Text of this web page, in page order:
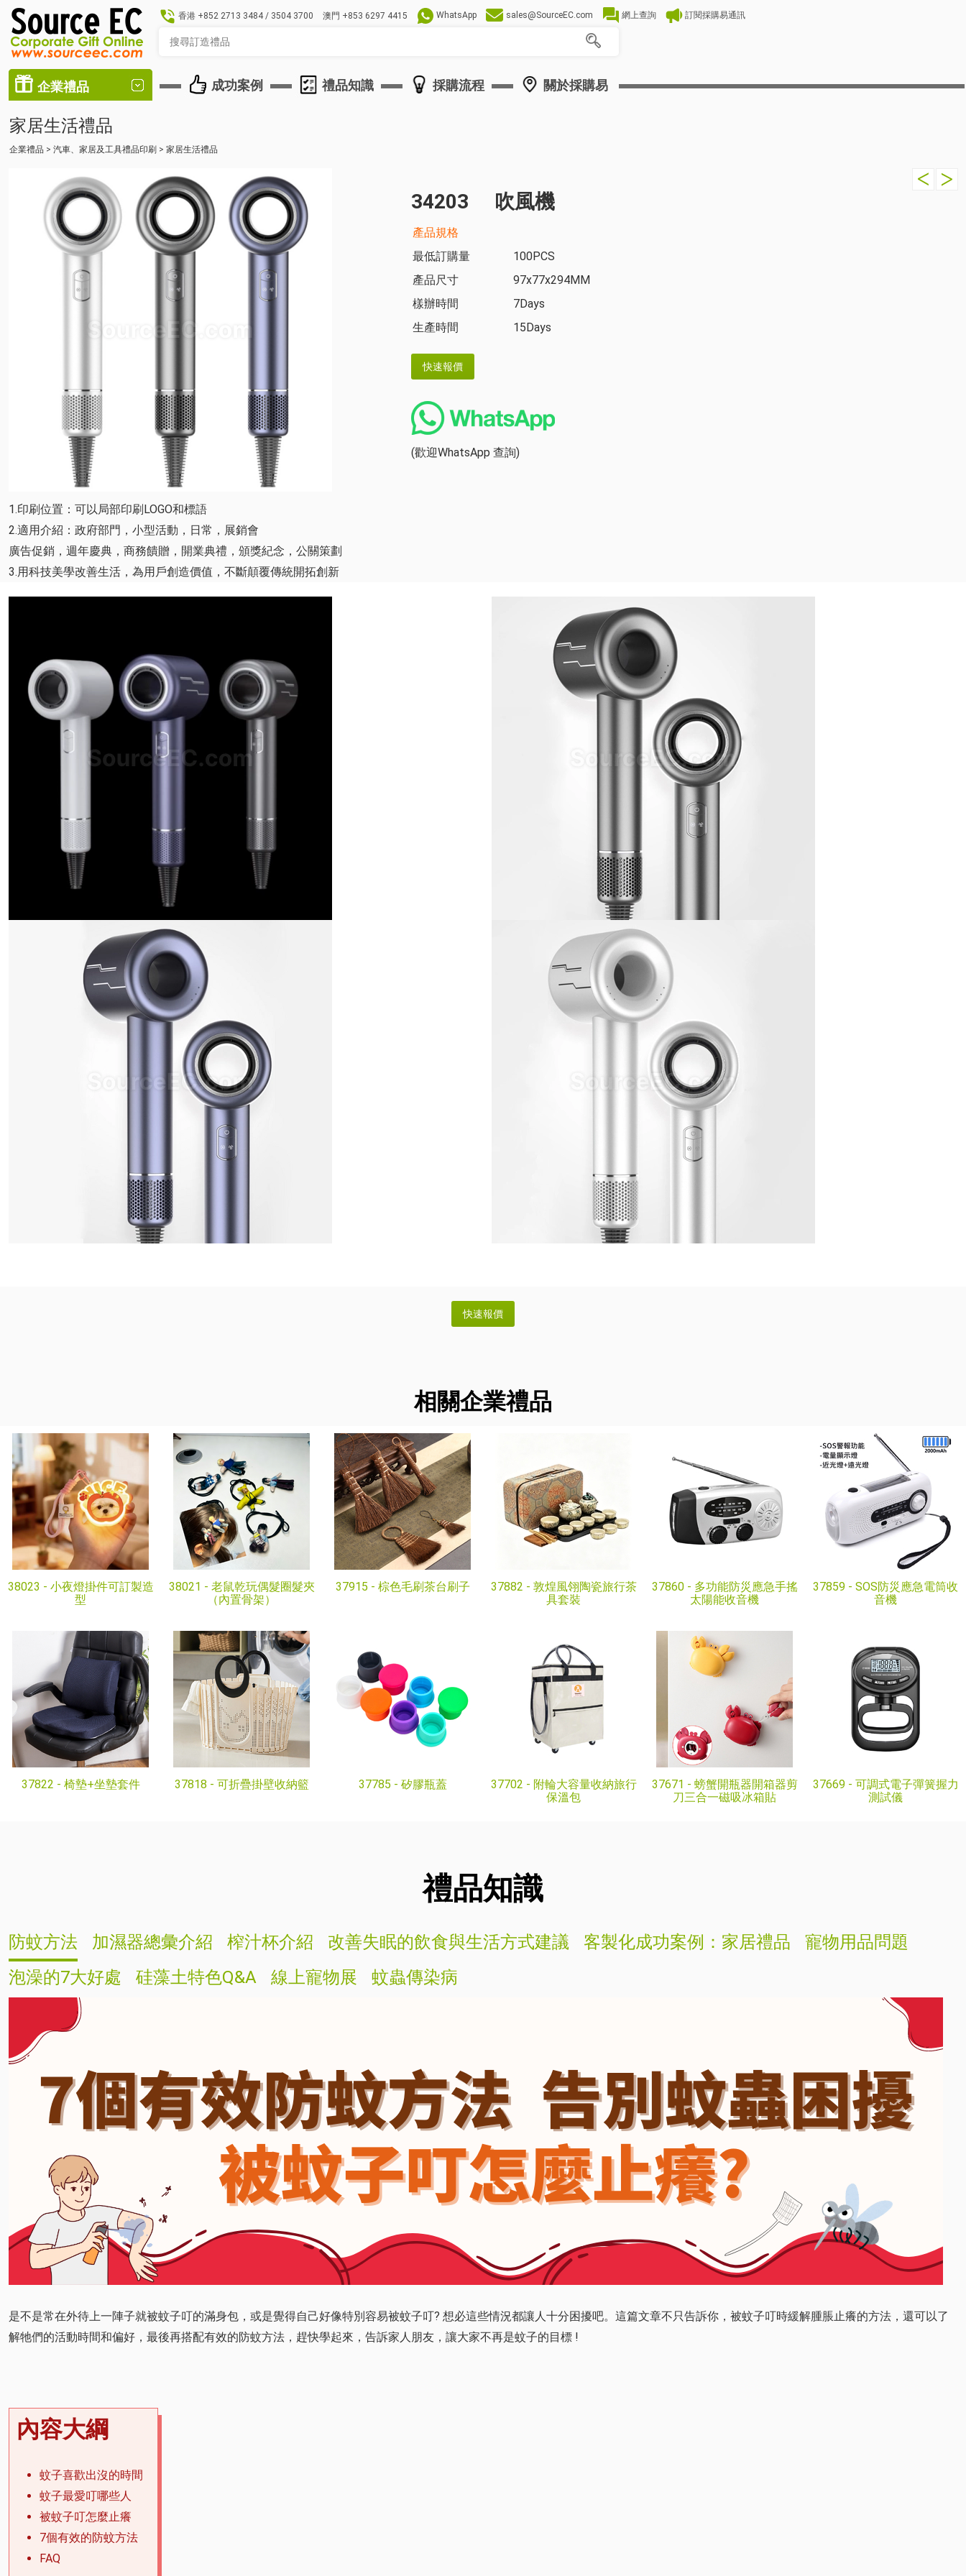
香港 +852 2713 3484 / 3504 3700 澳門 +853 6297 4415 WhatsApp sales@SourceEC.com 網上查詢 訂閱採購易通訊
企業禮品 成功案例 禮品知識 採購流程 關於採購易
家居生活禮品
企業禮品 > 汽車、家居及工具禮品印刷 > 家居生活禮品
34203 吹風機
產品規格
最低訂購量
100PCS
產品尺寸
97x77x294MM
樣辦時間
7Days
生產時間
15Days
(歡迎WhatsApp 查詢)
1.印刷位置：可以局部印刷LOGO和標語
2.適用介紹：政府部門，小型活動，日常，展銷會
廣告促銷，週年慶典，商務饋贈，開業典禮，頒獎紀念，公關策劃
3.用科技美學改善生活，為用戶創造價值，不斷顛覆傳統開拓創新
相關企業禮品
38023 - 小夜燈掛件可訂製造
型
38021 - 老鼠乾玩偶髮圈髮夾
（內置骨架）
37915 - 棕色毛刷茶台刷子 37882 - 敦煌風翎陶瓷旅行茶
具套裝
37860 - 多功能防災應急手搖
太陽能收音機
37859 - SOS防災應急電筒收
音機
37822 - 椅墊+坐墊套件 37818 - 可折疊掛壁收納籃 37785 - 矽膠瓶蓋 37702 - 附輪大容量收納旅行
保溫包
37671 - 螃蟹開瓶器開箱器剪
刀三合一磁吸冰箱貼
37669 - 可調式電子彈簧握力
測試儀
禮品知識
防蚊方法 加濕器總彙介紹 榨汁杯介紹 改善失眠的飲食與生活方式建議 客製化成功案例：家居禮品
寵物用品問題
泡澡的7大好處
硅藻土特色Q&A 線上寵物展 蚊蟲傳染病
是不是常在外待上一陣子就被蚊子叮的滿身包，或是覺得自己好像特別容易被蚊子叮? 想必這些情況都讓人十分困擾吧。這篇文章不只告訴你，被蚊子叮時緩解腫脹止癢的方法，還可以了
解牠們的活動時間和偏好，最後再搭配有效的防蚊方法，趕快學起來，告訴家人朋友，讓大家不再是蚊子的目標 !
內容大綱
蚊子喜歡出沒的時間
蚊子最愛叮哪些人
被蚊子叮怎麼止癢
7個有效的防蚊方法
FAQ